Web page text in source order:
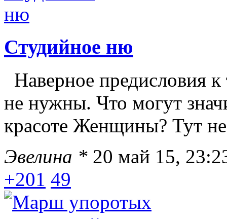
Студийное ню
Наверное предисловия
не нужны. Что могут
красоте Женщины? Тут не
Эвелина * 20 май 15,
+201 49